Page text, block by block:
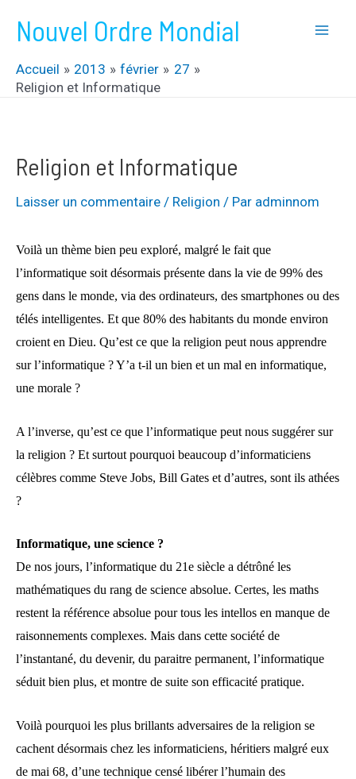
contenu
Nouvel Ordre Mondial
Accueil 2013 février
27
Religion et Informatique
Religion et Informatique
Laisser un commentaire / Religion / Par adminnom
Voilà un thème bien peu exploré, malgré le fait que
l’informatique soit désormais présente dans la vie de 99% des
gens dans le monde, via des ordinateurs, des smartphones ou des
télés intelligentes. Et que 80% des habitants du monde environ
croient en Dieu. Qu’est ce que la religion peut nous apprendre
sur l’informatique ? Y’a t-il un bien et un mal en informatique,
une morale ?
A l’inverse, qu’est ce que l’informatique peut nous suggérer sur
la religion ? Et surtout pourquoi beaucoup d’informaticiens
célèbres comme Steve Jobs, Bill Gates et d’autres, sont ils athées
?
Informatique, une science ?
De nos jours, l’informatique du 21e siècle a détrôné les
mathématiques du rang de science absolue. Certes, les maths
restent la référence absolue pour tous les intellos en manque de
raisonnements complexes. Mais dans cette société de
l’instantané, du devenir, du paraitre permanent, l’informatique
séduit bien plus, et montre de suite son efficacité pratique.
Voilà pourquoi les plus brillants adversaires de la religion se
cachent désormais chez les informaticiens, héritiers malgré eux
de mai 68, d’une technique censé libérer l’humain des